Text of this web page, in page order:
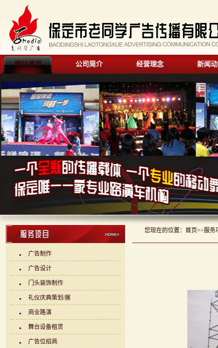
网站首页 公司简介 经营理念 新闻
广告制作
广告设计
门头装饰制作
礼仪庆典策划/展
商业路演
舞台设备租赁
广告位招商
您现在的位置： 首页>>服务